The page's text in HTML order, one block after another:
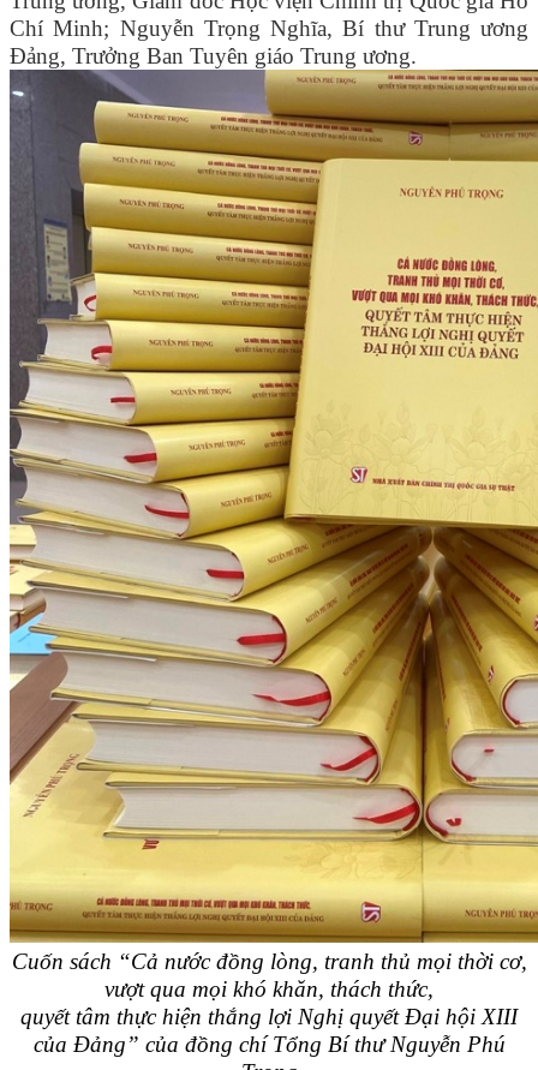
Chí Minh; Nguyễn Trọng Nghĩa, Bí thư Trung ương
Đảng, Trưởng Ban Tuyên giáo Trung ương.
Cuốn sách “Cả nước đồng lòng, tranh thủ mọi thời cơ,
vượt qua mọi khó khăn, thách thức,
quyết tâm thực hiện thắng lợi Nghị quyết Đại hội XIII
của Đảng” của đồng chí Tổng Bí thư Nguyễn Phú